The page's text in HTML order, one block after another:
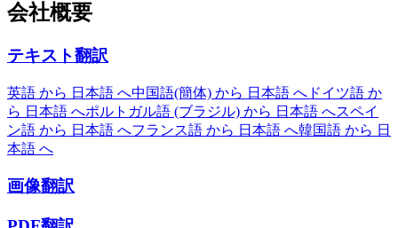
会社概要
テキスト翻訳
英語 から 日本語 へ中国語(簡体) から 日本語 へ ドイツ語 か
ら 日本語 へポルトガル語 (ブラジル) から 日本語 へスペイ
ン語 から 日本語 へフランス語 から 日本語 へ韓国語 から 日
本語 へ
画像翻訳